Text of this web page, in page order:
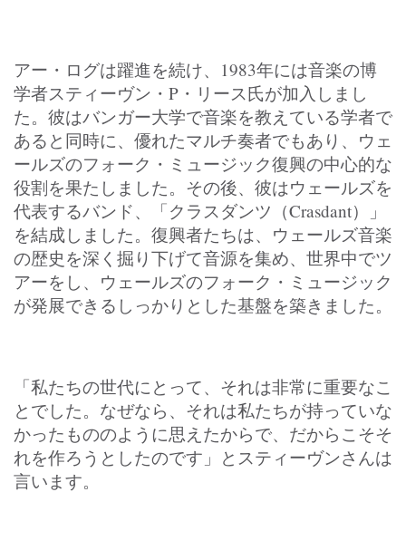
アー・ログは躍進を続け、1983年には音楽の博
学者スティーヴン・P・リース氏が加入しまし
た。彼はバンガー大学で音楽を教えている学者で
あると同時に、優れたマルチ奏者でもあり、ウェ
ールズのフォーク・ミュージック復興の中心的な
役割を果たしました。その後、彼はウェールズを
代表するバンド、「クラスダンツ（Crasdant）」
を結成しました。復興者たちは、ウェールズ音楽
の歴史を深く掘り下げて音源を集め、世界中でツ
アーをし、ウェールズのフォーク・ミュージック
が発展できるしっかりとした基盤を築きました。
「私たちの世代にとって、それは非常に重要なこ
とでした。なぜなら、それは私たちが持っていな
かったもののように思えたからで、だからこそそ
れを作ろうとしたのです」とスティーヴンさんは
言います。